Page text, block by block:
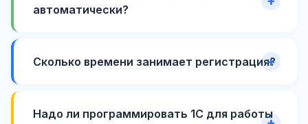
автоматически?
Сколько времени занимает регистрация?
Надо ли программировать 1С для работы